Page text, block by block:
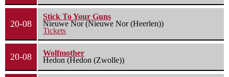
20-08
Stick To Your Guns
Nieuwe Nor (Nieuwe Nor (Heerlen))
Tickets
20-08
Wolfmother
Hedon (Hedon (Zwolle))